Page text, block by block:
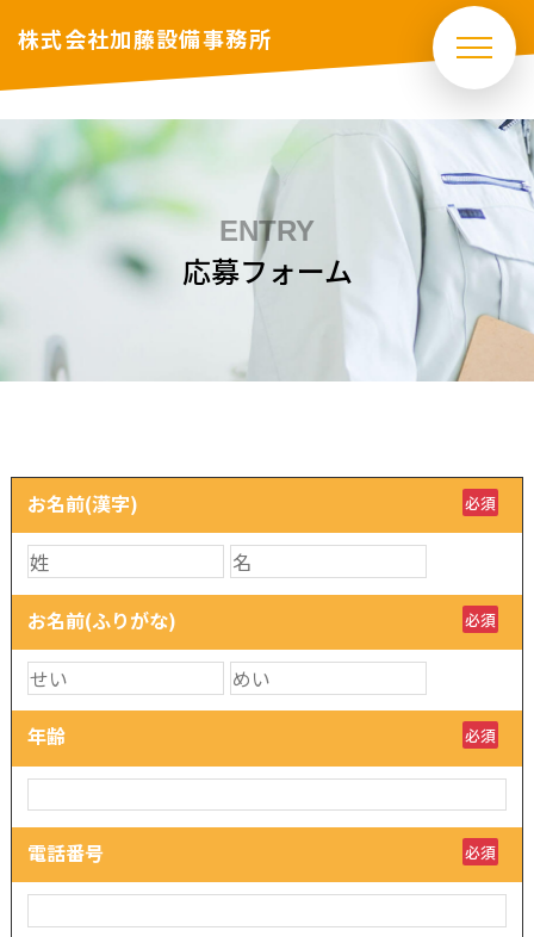
株式会社加藤設備事務所
応募フォーム
ENTRY
お名前(漢字) 必須
お名前(ふりがな) 必須
年齢 必須
電話番号 必須